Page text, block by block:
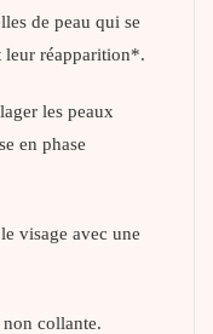
de peau qui se
leur réapparition*.
les peaux
en phase
visage avec une
non collante.